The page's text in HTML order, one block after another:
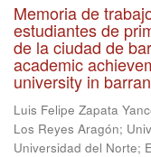
Memoria de
estudiantes de
de la ciudad de
academic
university in
Luis Felipe Zapata
Los Reyes Aragón;
Universidad del Norte;